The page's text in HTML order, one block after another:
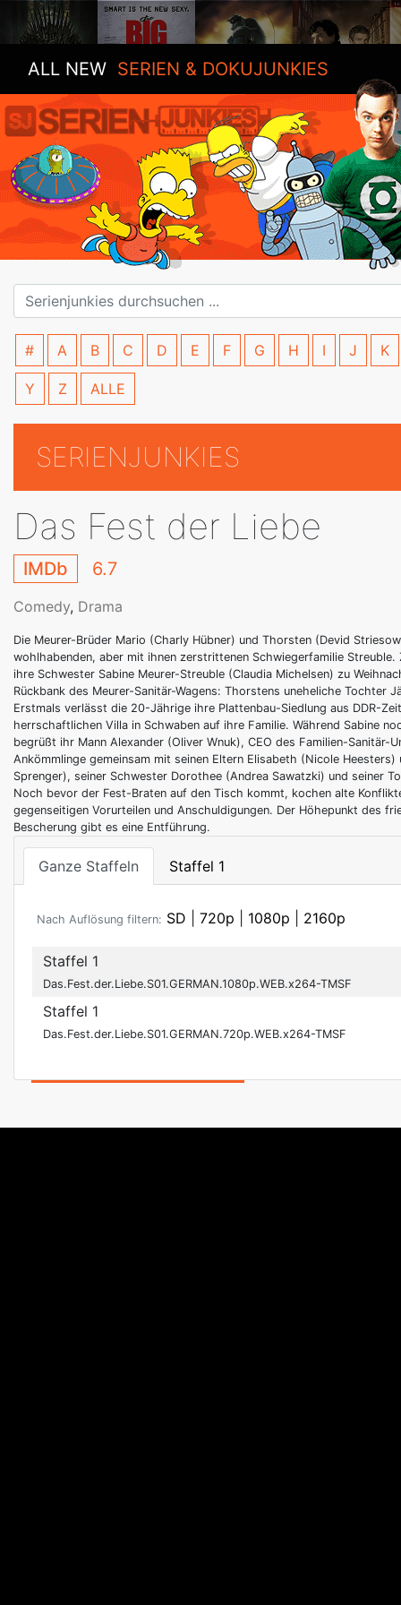
ALL NEW SERIEN & DOKUJUNKIES
# A B C D E F G H I J K
Y Z ALLE
SERIENJUNKIES
Das Fest der Liebe
IMDb 6.7
Comedy, Drama
Die Meurer-Brüder Mario (Charly Hübner) und Thorsten (Devid
wohlhabenden, aber mit ihnen zerstrittenen Schwiegerfamilie Streuble.
ihre Schwester Sabine Meurer-Streuble (Claudia Michelsen) zu
Rückbank des Meurer-Sanitär-Wagens: Thorstens uneheliche Tochter
Erstmals verlässt die 20-Jährige ihre Plattenbau-Siedlung aus DDR-
herrschaftlichen Villa in Schwaben auf ihre Familie. Während Sabine
begrüßt ihr Mann Alexander (Oliver Wnuk), CEO des Familien-Sanitär-
Ankömmlinge gemeinsam mit seinen Eltern Elisabeth (Nicole
Sprenger), seiner Schwester Dorothee (Andrea Sawatzki) und seiner
Noch bevor der Fest-Braten auf den Tisch kommt, kochen alte
gegenseitigen Vorurteilen und Anschuldigungen. Der Höhepunkt des
Bescherung gibt es eine Entführung.
Ganze Staffeln Staffel 1
Nach Auflösung filtern: SD 720p 1080p 2160p
Staffel 1
Das.Fest.der.Liebe.S01.GERMAN.1080p.WEB.x264-TMSF
Staffel 1
Das.Fest.der.Liebe.S01.GERMAN.720p.WEB.x264-TMSF